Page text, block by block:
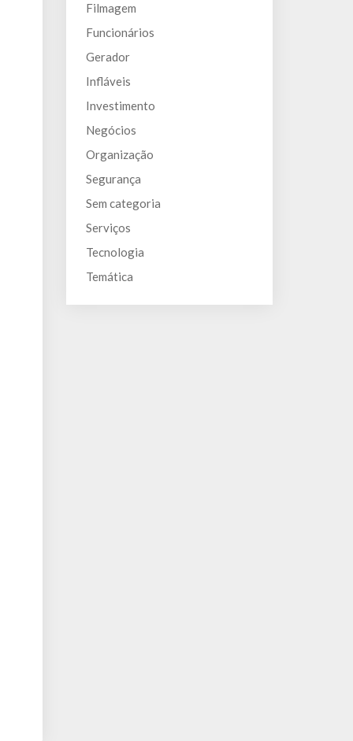
Filmagem
Funcionários
Gerador
Infláveis
Investimento
Negócios
Organização
Segurança
Sem categoria
Serviços
Tecnologia
Temática